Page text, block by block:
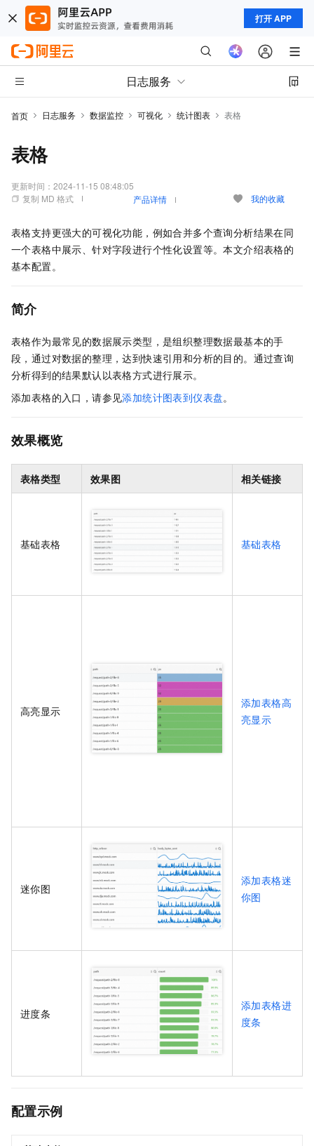
打开 APP
日志服务
首页 日志服务 数据监控 可视化 统计图表 表格
表格
更新时间： 2024-11-15 08:48:05
复制 MD 格式
产品详情 我的收藏
表格支持更强大的可视化功能，例如合并多个查询分析结果在同
一个表格中展示、针对字段进行个性化设置等。本文介绍表格的
基本配置。
简介
表格作为最常见的数据展示类型，是组织整理数据最基本的手
段，通过对数据的整理，达到快速引用和分析的目的。通过查询
分析得到的结果默认以表格方式进行展示。
添加表格的入口，请参见添加统计图表到仪表盘。
效果概览
表格类型 效果图 相关链接
基础表格 基础表格
高亮显示
添加表格高
亮显示
迷你图
添加表格迷
你图
进度条
添加表格进
度条
配置示例